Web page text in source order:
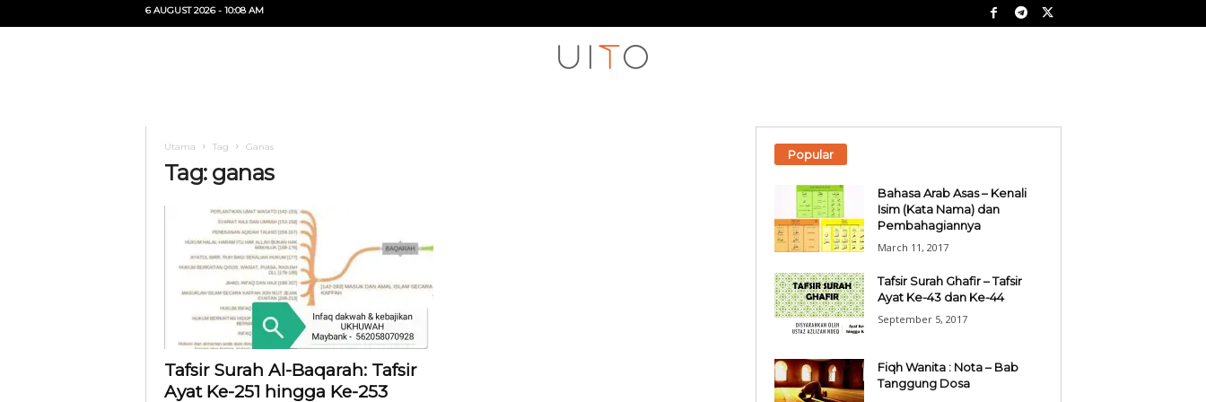
6 AUGUST 2026 - 10:08 AM
Utama Tag Ganas
Tag: ganas
Tafsir Surah Al-Baqarah: Tafsir
Ayat Ke-251 hingga Ke-253
Popular
Bahasa Arab Asas – Kenali
Isim (Kata Nama) dan
Pembahagiannya
March 11, 2017
Tafsir Surah Ghafir – Tafsir
Ayat Ke-43 dan Ke-44
September 5, 2017
Fiqh Wanita : Nota – Bab
Tanggung Dosa